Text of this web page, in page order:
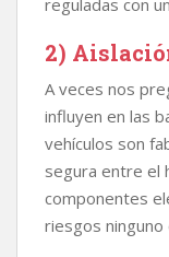
2)
A veces nos
influyen en las
vehículos son
segura entre el
componentes
riesgos